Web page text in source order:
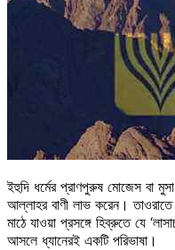
ইহুদি ধর্মের প্রাণপুরুষ মোজেস বা
আল্লাহর বাণী লাভ করেন। তাওরাতে
মাঠে যাওয়া প্রসঙ্গে হিব্রুতে যে
আসলে ধ্যানেরই একটি পরিভাষা।